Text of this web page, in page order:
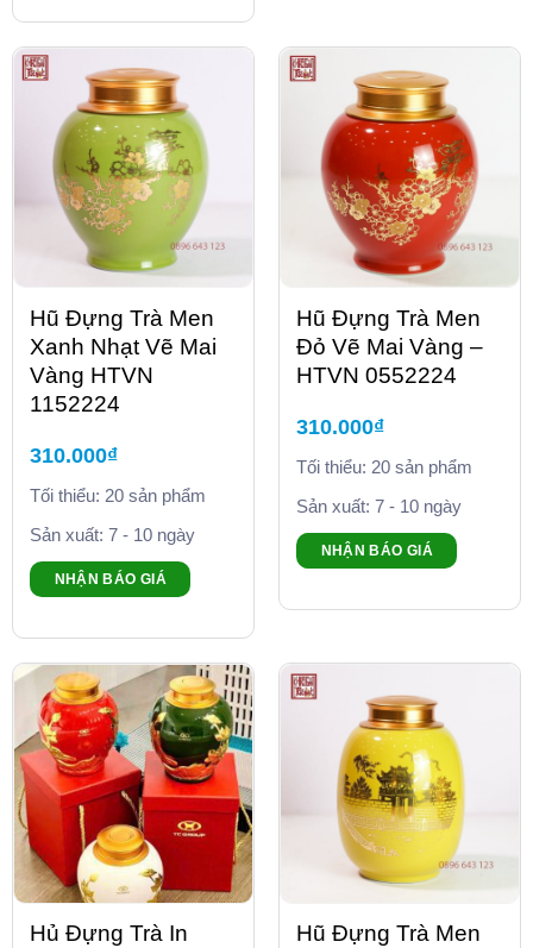
Hũ Đựng Trà Men
Xanh Nhạt Vẽ Mai
Vàng HTVN
1152224
310.000₫
Tối thiểu: 20 sản phẩm
Sản xuất: 7 - 10 ngày
NHẬN BÁO GIÁ
Hũ Đựng Trà Men
Đỏ Vẽ Mai Vàng –
HTVN 0552224
310.000₫
Tối thiểu: 20 sản phẩm
Sản xuất: 7 - 10 ngày
NHẬN BÁO GIÁ
Hủ Đựng Trà In
Hũ Đựng Trà Men